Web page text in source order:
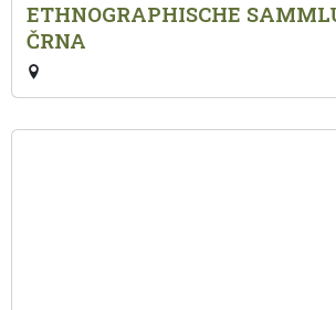
ETHNOGRAPHISCHE
ČRNA